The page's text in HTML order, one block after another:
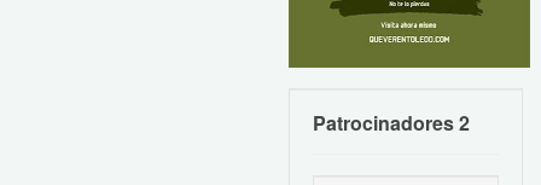
Patrocinadores 2